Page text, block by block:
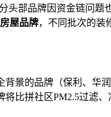
头部品牌因资金链问题
房屋品牌，不同批次的装
景的品牌（保利、华
比拼社区PM2.5过滤、